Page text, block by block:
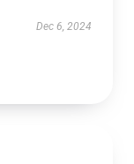
Dec 6, 2024